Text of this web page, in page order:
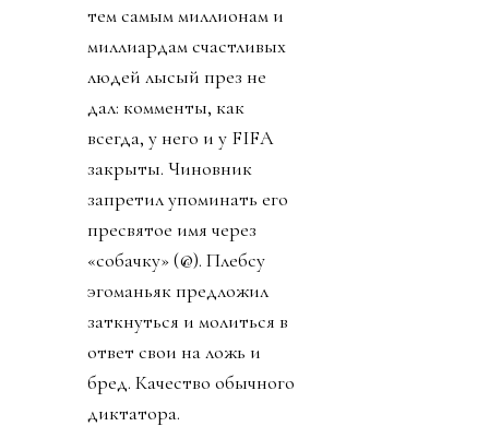
тем самым миллионам и
миллиардам счастливых
людей лысый през не
дал: комменты, как
всегда, у него и у FIFA
закрыты. Чиновник
запретил упоминать его
пресвятое имя через
«собачку» (@). Плебсу
эгоманьяк предложил
заткнуться и молиться в
ответ свои на ложь и
бред. Качество обычного
диктатора.